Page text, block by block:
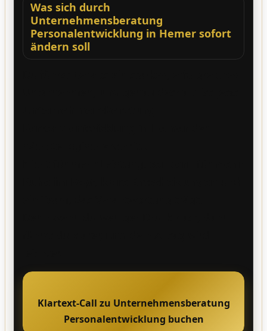
Was sich durch
Unternehmensberatung
Personalentwicklung in Hemer sofort
ändern soll
Klartext-Call zu Unternehmensberatung
Personalentwicklung buchen